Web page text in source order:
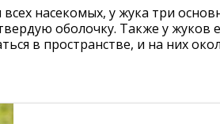
всех насекомых, у жука три
оболочку. Также у жуков
в пространстве, и на них